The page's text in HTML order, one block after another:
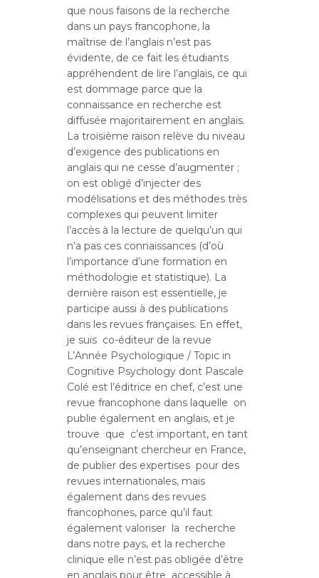
que nous faisons de la recherche
dans un pays francophone, la
maîtrise de l’anglais n’est pas
évidente, de ce fait les étudiants
appréhendent de lire l’anglais, ce qui
est dommage parce que la
connaissance en recherche est
diffusée majoritairement en anglais.
La troisième raison relève du niveau
d’exigence des publications en
anglais qui ne cesse d’augmenter ;
on est obligé d’injecter des
modélisations et des méthodes très
complexes qui peuvent limiter
l’accès à la lecture de quelqu’un qui
n’a pas ces connaissances (d’où
l’importance d’une formation en
méthodologie et statistique). La
dernière raison est essentielle, je
participe aussi à des publications
dans les revues françaises. En effet,
je suis co-éditeur de la revue
L’Année Psychologique / Topic in
Cognitive Psychology dont Pascale
Colé est l’éditrice en chef, c’est une
revue francophone dans laquelle on
publie également en anglais, et je
trouve que c’est important, en tant
qu’enseignant chercheur en France,
de publier des expertises pour des
revues internationales, mais
également dans des revues
francophones, parce qu’il faut
également valoriser la recherche
dans notre pays, et la recherche
clinique elle n’est pas obligée d’être
en anglais pour être accessible à